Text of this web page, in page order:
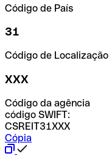
Código de País
31
Código de Localização
XXX
Código da agência
código SWIFT:
CSREIT31XXX
Cópia